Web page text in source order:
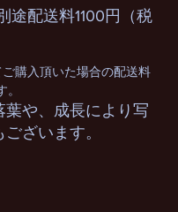
途配送料1100円（税
購入頂いた場合の配送料
や、成長により写
ざいます。